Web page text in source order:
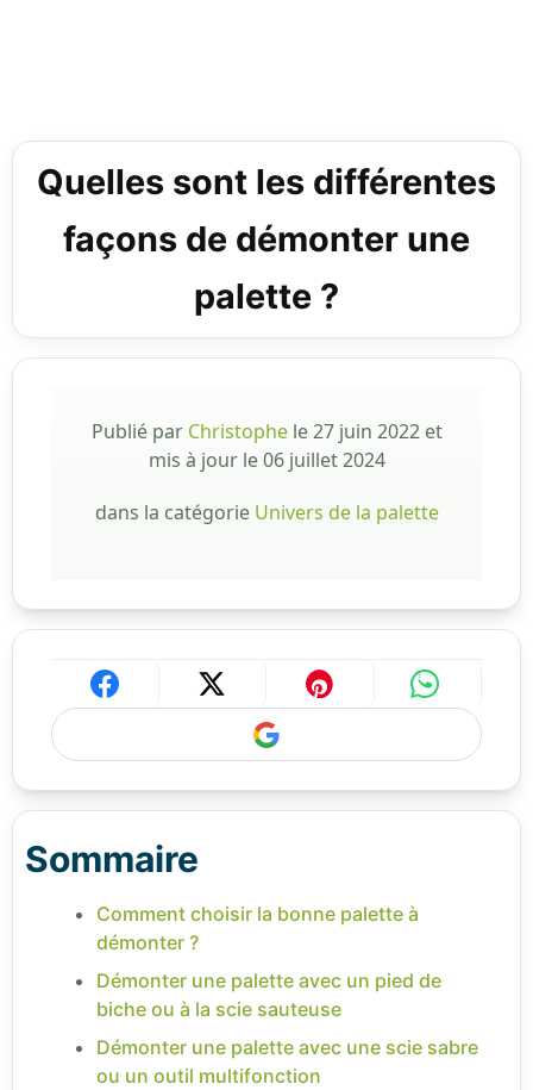
Quelles sont les différentes
façons de démonter une
palette ?
Publié par Christophele27 juin 2022et
mis à jour le06 juillet 2024
dans la catégorie Univers de la palette
Sommaire
Comment choisir la bonne palette à
démonter ?
Démonter une palette avec un pied de
biche ou à la scie sauteuse
Démonter une palette avec une scie sabre
ou un outil multifonction